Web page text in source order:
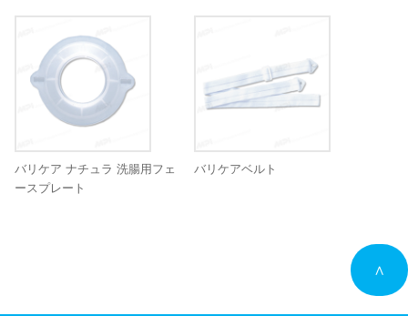
バリケア ナチュラ 洗腸用フェ
ースプレート
バリケアベルト
∧